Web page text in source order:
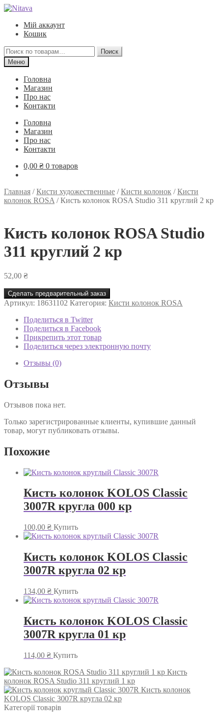
Перейти
навигации
Перейти
содержимому
Мій аккаунт
Кошик
Искать:
Поиск
Меню
Головна
Магазин
Про нас
Контакти
Головна
Магазин
Про нас
Контакти
0,00 ₴ 0 товаров
Главная /Кисти художественные /Кисти колонок /Кисти
колонок ROSA /Кисть колонок ROSA Studio 311 круглий 2 кр
Кисть колонок ROSA Studio
311 круглий 2 кр
52,00 ₴
Сделать предварительный заказ
Артикул: 18631102 Категория: Кисти колонок ROSA
Поделиться в Twitter
Поделиться в Facebook
Прикрепить этот товар
Поделиться через электронную почту
Отзывы (0)
Отзывы
Отзывов пока нет.
Только зарегистрированные клиенты, купившие данный
товар, могут публиковать отзывы.
Похожие
Кисть колонок KOLOS Classic
3007R кругла 000 кр
100,00 ₴ Купить
Кисть колонок KOLOS Classic
3007R кругла 02 кр
134,00 ₴ Купить
Кисть колонок KOLOS Classic
3007R кругла 01 кр
114,00 ₴ Купить
Кисть
колонок ROSA Studio 311 круглий 1 кр
Кисть колонок
KOLOS Classic 3007R кругла 02 кр
Категорії товарів